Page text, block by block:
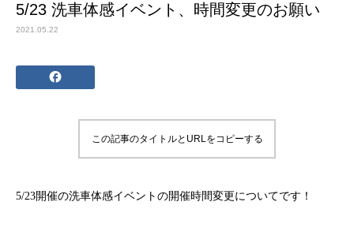
5/23 洗車体感イベント、時間変更のお願い
2021.05.22
この記事のタイトルとURLをコピーする
5/23開催の洗車体感イベントの開催時間変更についてです！